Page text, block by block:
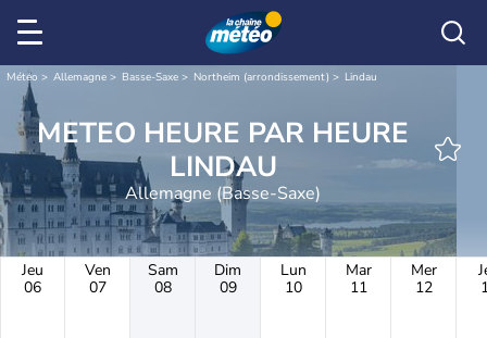
Météo Allemagne Basse-Saxe Northeim (arrondissement) Lindau
METEO HEURE PAR HEURE
LINDAU
Allemagne (Basse-Saxe)
Jeu
06
Ven
07
Sam
08
Dim
09
Lun
10
Mar
11
Mer
12